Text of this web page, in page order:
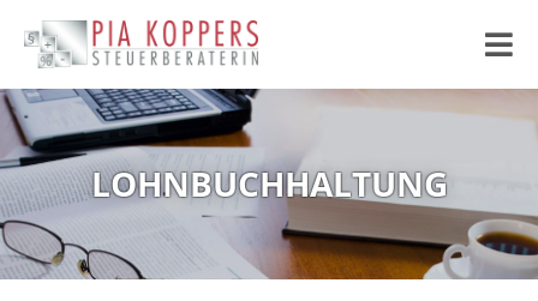
Inhalt
springen
LOHN­BUCHHALTUNG